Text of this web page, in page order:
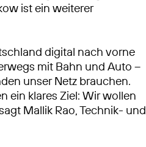
ist ein weiterer
digital nach vorne
mit Bahn und Auto –
unser Netz brauchen.
ein klares Ziel: Wir wollen
Mallik Rao, Technik- und